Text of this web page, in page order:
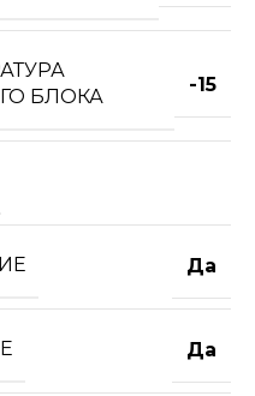
БЛОКА
-15
Да
Да